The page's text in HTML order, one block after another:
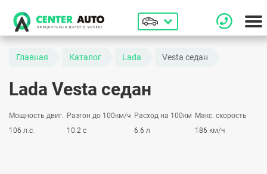
Главная Каталог Lada Vesta седан
Lada Vesta седан
Мощность двиг.
106 л.с.
Разгон до 100км/ч
10.2 с
Расход на 100км
6.6 л
Макс. скорость
186 км/ч